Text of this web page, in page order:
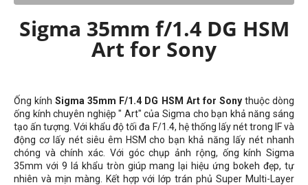
Sigma 35mm f/1.4 DG HSM
Art for Sony
Ống kínhSigma 35mm F/1.4 DG HSM Art for Sonythuộc dòng
ống kính chuyên nghiệp " Art" của Sigma cho bạn khả năng sáng
tạo ấn tượng. Với khẩu độ tối đa F/1.4, hệ thống lấy nét trong IF và
động cơ lấy nét siêu êm HSM cho bạn khả năng lấy nét nhanh
chóng và chính xác. Với góc chụp ảnh rộng, ống kính Sigma
35mm với 9 lá khẩu tròn giúp mang lại hiệu ứng bokeh đẹp, tự
nhiên và mịn màng. Kết hợp với lớp trán phủ Super Multi-Layer